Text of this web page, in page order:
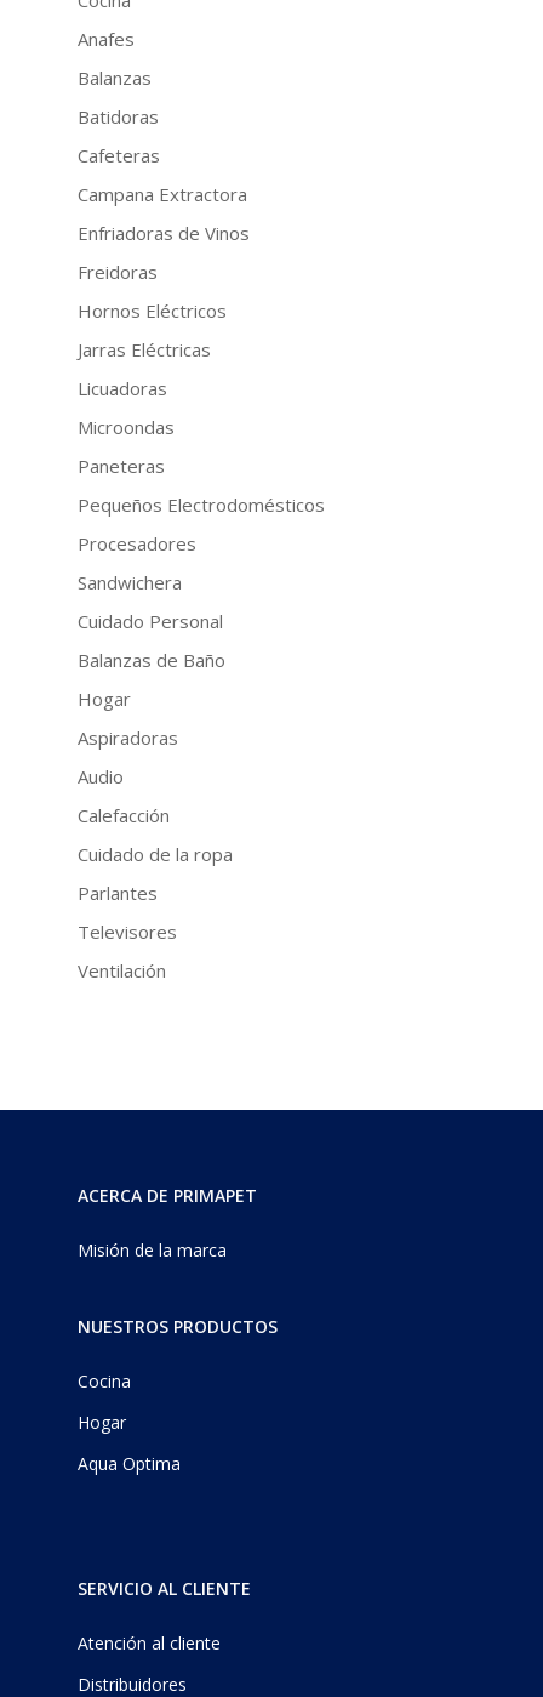
Anafes
Balanzas
Batidoras
Cafeteras
Campana Extractora
Enfriadoras de Vinos
Freidoras
Hornos Eléctricos
Jarras Eléctricas
Licuadoras
Microondas
Paneteras
Pequeños Electrodomésticos
Procesadores
Sandwichera
Cuidado Personal
Balanzas de Baño
Hogar
Aspiradoras
Audio
Calefacción
Cuidado de la ropa
Parlantes
Televisores
Ventilación
ACERCA DE PRIMAPET
Misión de la marca
NUESTROS PRODUCTOS
Cocina
Hogar
Aqua Optima
SERVICIO AL CLIENTE
Atención al cliente
Distribuidores